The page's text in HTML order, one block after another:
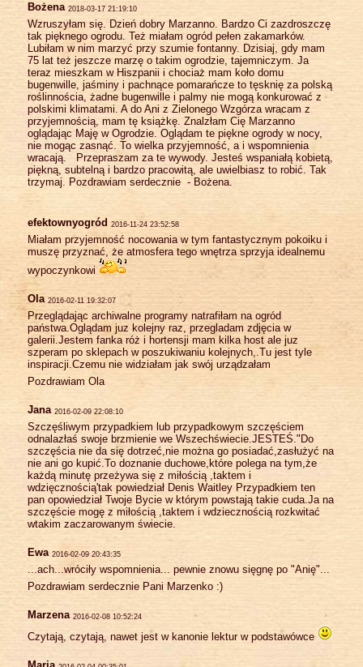
Bożena 2018-03-17 21:19:10
Wzruszyłam się. Dzień dobry Marzanno. Bardzo Ci zazdroszczę
tak pięknego ogrodu. Też miałam ogród pełen zakamarków.
Lubiłam w nim marzyć przy szumie fontanny. Dzisiaj, gdy mam
75 lat też jeszcze marzę o takim ogrodzie, tajemniczym. Ja
teraz mieszkam w Hiszpanii i chociaż mam koło domu
bugenwille, jaśminy i pachnące pomarańcze to tęsknię za polską
roślinnościa, żadne bugenwille i palmy nie mogą konkurować z
polskimi klimatami. A do Ani z Zielonego Wzgórza wracam z
przyjemnością, mam tę książkę. Znalzłam Cię Marzanno
oglądając Maję w Ogrodzie. Oglądam te piękne ogrody w nocy,
nie mogąc zasnąć. To wielka przyjemność, a i wspomnienia
wracają. Przepraszam za te wywody. Jesteś wspaniałą kobietą,
piękną, subtelną i bardzo pracowitą, ale uwielbiasz to robić. Tak
trzymaj. Pozdrawiam serdecznie - Bożena.
efektownyogród 2016-11-24 23:52:58
Miałam przyjemność nocowania w tym fantastycznym pokoiku i
muszę przyznać, że atmosfera tego wnętrza sprzyja idealnemu
wypoczynkowi
Ola 2016-02-11 19:32:07
Przeglądając archiwalne programy natrafiłam na ogród
państwa.Oglądam juz kolejny raz, przegladam zdjęcia w
galerii.Jestem fanka róż i hortensji mam kilka host ale juz
szperam po sklepach w poszukiwaniu kolejnych,.Tu jest tyle
inspiracji.Czemu nie widziałam jak swój urządzałam
Pozdrawiam Ola
Jana 2016-02-09 22:08:10
Szczęśliwym przypadkiem lub przypadkowym szczęściem
odnalazłaś swoje brzmienie we Wszechświecie.JESTEŚ."Do
szczęścia nie da się dotrzeć,nie można go posiadać,zasłużyć na
nie ani go kupić.To doznanie duchowe,które polega na tym,że
każdą minutę przeżywa się z miłością ,taktem i
wdzięcznością'tak powiedział Denis Waitley Przypadkiem ten
pan opowiedział Twoje Bycie w którym powstają takie cuda.Ja na
szczęście mogę z miłością ,taktem i wdziecznością rozkwitać
wtakim zaczarowanym świecie.
Ewa 2016-02-09 20:43:35
...ach...wróciły wspomnienia... pewnie znowu sięgnę po "Anię"...
Pozdrawiam serdecznie Pani Marzenko :)
Marzena 2016-02-08 10:52:24
Czytają, czytają, nawet jest w kanonie lektur w podstawówce